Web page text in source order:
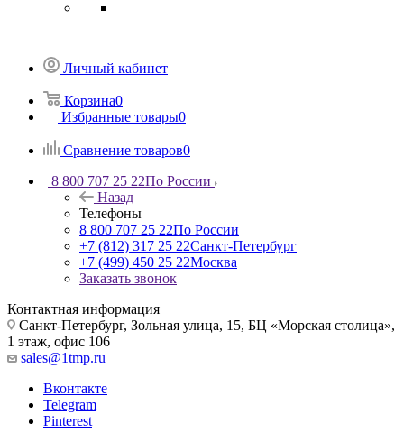
Личный кабинет
Корзина0
Избранные товары0
Сравнение товаров0
8 800 707 25 22По России
Назад
Телефоны
8 800 707 25 22По России
+7 (812) 317 25 22Санкт-Петербург
+7 (499) 450 25 22Москва
Заказать звонок
Контактная информация
Санкт-Петербург, Зольная улица, 15, БЦ «Морская столица»,
1 этаж, офис 106
sales@1tmp.ru
Вконтакте
Telegram
Pinterest